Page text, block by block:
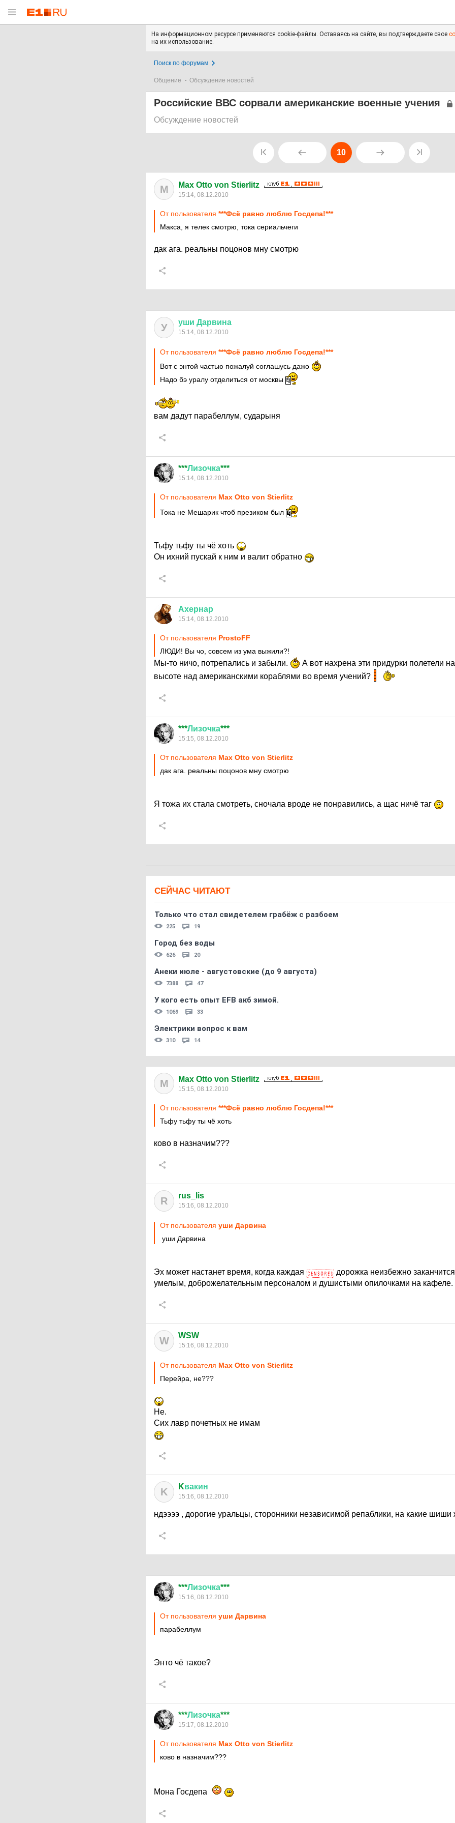
На информационном ресурсе применяются cookie-файлы. Оставаясь на сайте, вы подтверждаете свое
на их использование.
Поиск по форумам
Общение Обсуждение новостей
Российские ВВС сорвали американские военные учения
Обсуждение новостей
10
M Max Otto von Stierlitz
15:14, 08.12.2010
От пользователя ***Фсё равно люблю Госдепа!***
Макса, я телек смотрю, тока сериальчеги
дак ага. реальны поцонов мну смотрю
У уши Дарвина
15:14, 08.12.2010
От пользователя ***Фсё равно люблю Госдепа!***
Вот с энтой частью пожалуй соглашусь дажо
Надо бэ уралу отделиться от москвы
вам дадут парабеллум, сударыня
***Лизочка***
15:14, 08.12.2010
От пользователя Max Otto von Stierlitz
Тока не Мешарик чтоб презиком был
Тьфу тьфу ты чё хоть
Он ихний пускай к ним и валит обратно
Ахернар
15:14, 08.12.2010
От пользователя ProstoFF
ЛЮДИ! Вы чо, совсем из ума выжили?!
Мы-то ничо, потрепались и забыли.
А вот нахрена эти придурки полетели
высоте над американскими кораблями во время учений?
***Лизочка***
15:15, 08.12.2010
От пользователя Max Otto von Stierlitz
дак ага. реальны поцонов мну смотрю
Я тожа их стала смотреть, сночала вроде не понравились, а щас ничё таг
СЕЙЧАС ЧИТАЮТ
Только что стал свидетелем грабёж с разбоем
225 19
Город без воды
626 20
Анеки июле - августовские (до 9 августа)
7388 47
У кого есть опыт EFB акб зимой.
1069 33
Электрики вопрос к вам
310 14
M Max Otto von Stierlitz
15:15, 08.12.2010
От пользователя ***Фсё равно люблю Госдепа!***
Тьфу тьфу ты чё хоть
ково в назначим???
R rus_lis
15:16, 08.12.2010
От пользователя уши Дарвина
уши Дарвина
Эх может настанет время, когда каждая
дорожка неизбежно
умелым, доброжелательным персоналом и душистыми опилочками на кафеле.
W WSW
15:16, 08.12.2010
От пользователя Max Otto von Stierlitz
Перейра, не???
Не.
Сих лавр почетных не имам
K Kвакин
15:16, 08.12.2010
ндээээ , дорогие уральцы, сторонники независимой репаблики, на какие шиши
***Лизочка***
15:16, 08.12.2010
От пользователя уши Дарвина
парабеллум
Энто чё такое?
***Лизочка***
15:17, 08.12.2010
От пользователя Max Otto von Stierlitz
ково в назначим???
Мона Госдепа